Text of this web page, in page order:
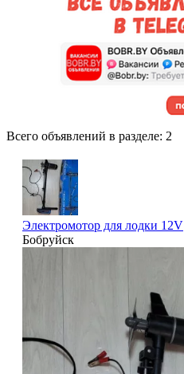
Всего объявлений в разделе: 2
Электромотор для лодки 12V
Бобруйск